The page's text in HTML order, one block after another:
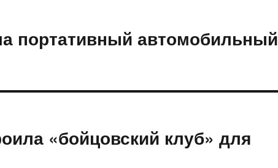
портативный автомобильный
«бойцовский клуб» для